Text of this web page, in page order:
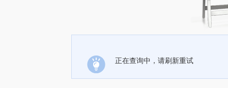
正在查询中，请刷新重试